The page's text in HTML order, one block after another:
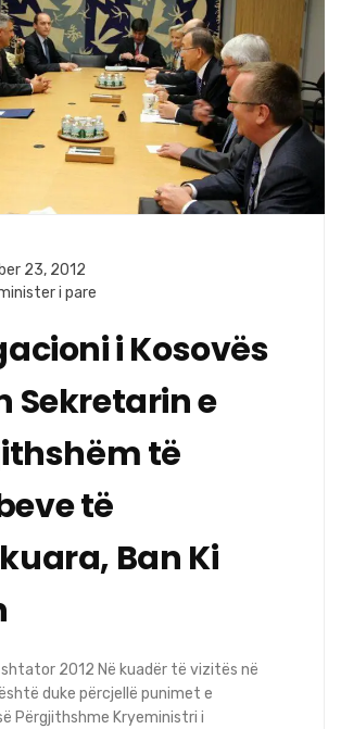
23, 2012
i pare
i Kosovës
Sekretarin e
të
të
Ban Ki
shtator 2012 Në kuadër të vizitës në
duke përcjellë punimet e
Përgjithshme Kryeministri i